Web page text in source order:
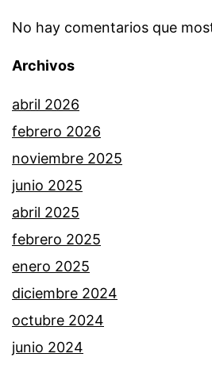
No hay comentarios que
Archivos
abril 2026
febrero 2026
noviembre 2025
junio 2025
abril 2025
febrero 2025
enero 2025
diciembre 2024
octubre 2024
junio 2024